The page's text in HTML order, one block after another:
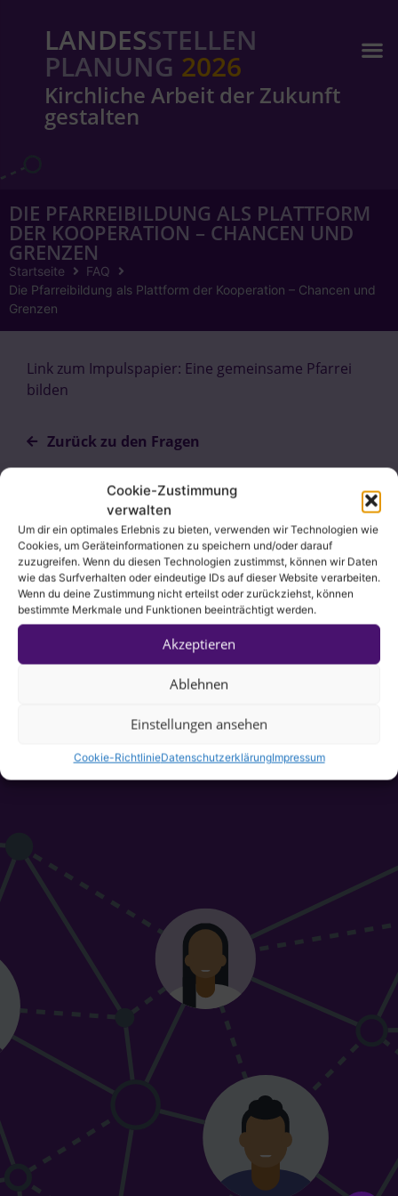
Cookie-Zustimmung
verwalten
Um dir ein optimales Erlebnis zu bieten, verwenden wir Technologien wie
Cookies, um Geräteinformationen zu speichern und/oder darauf
zuzugreifen. Wenn du diesen Technologien zustimmst, können wir Daten
wie das Surfverhalten oder eindeutige IDs auf dieser Website verarbeiten.
Wenn du deine Zustimmung nicht erteilst oder zurückziehst, können
bestimmte Merkmale und Funktionen beeinträchtigt werden.
Akzeptieren
Ablehnen
Einstellungen ansehen
Cookie-RichtlinieDatenschutzerklärungImpressum
LANDESSTELLEN
PLANUNG 2026
Kirchliche Arbeit der Zukunft
gestalten
DIE PFARREIBILDUNG ALS PLATTFORM
DER KOOPERATION – CHANCEN UND
GRENZEN
Startseite
FAQ
Die Pfarreibildung als Plattform der Kooperation – Chancen und
Grenzen
Link zum Impulspapier: Eine gemeinsame Pfarrei
bilden
Zurück zu den Fragen